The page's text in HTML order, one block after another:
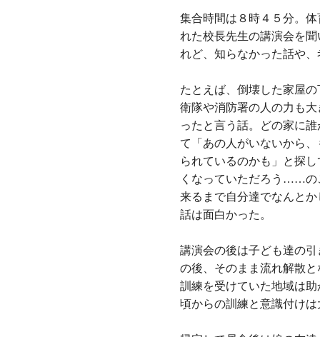
集合時間は８時４５分。
れた校長先生の講演会を
れど、知らなかった話や
たとえば、倒壊した家屋
衛隊や消防署の人の力も
ったと言う話。どの家に
て「あの人がいないから
られているのかも」と探
くなっていただろう……の
来るまで自分達でなんと
話は面白かった。
講演会の後は子ども達の
の後、そのまま流れ解散
訓練を受けていた地域は
頃からの訓練と意識付け